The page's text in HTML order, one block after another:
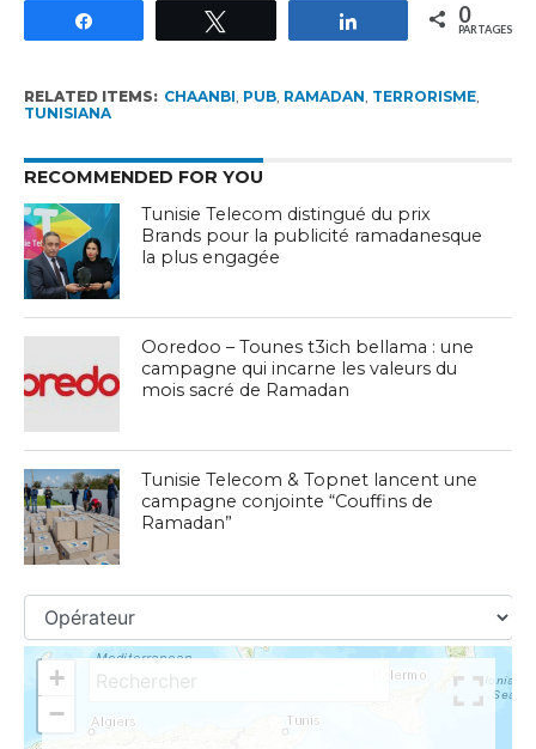
Partagez 0
PARTAGES
RELATED ITEMS: CHAANBI, PUB, RAMADAN, TERRORISME,
TUNISIANA
RECOMMENDED FOR YOU
Tunisie Telecom distingué du prix
Brands pour la publicité ramadanesque
la plus engagée
Ooredoo – Tounes t3ich bellama : une
campagne qui incarne les valeurs du
mois sacré de Ramadan
Tunisie Telecom & Topnet lancent une
campagne conjointe “Couffins de
Ramadan”